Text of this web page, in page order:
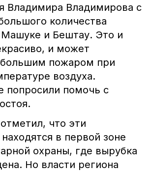
Владимира Владимирова с
количества
Машуке и Бештау. Это и
и может
большим пожаром при
воздуха.
попросили помочь с
что эти
в первой зоне
охраны, где вырубка
Но власти региона